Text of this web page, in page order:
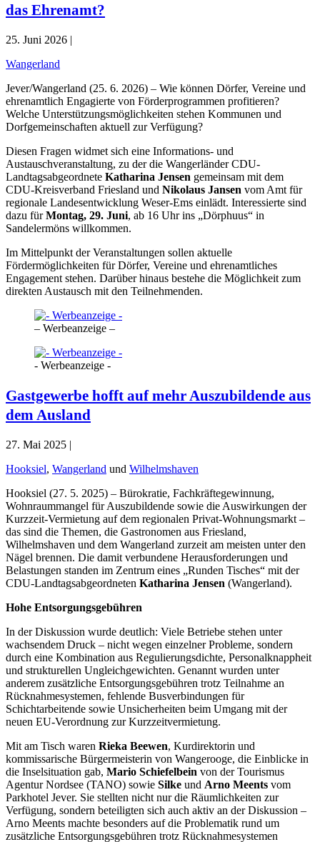
das Ehrenamt?
25. Juni 2026 |
Wangerland
Jever/Wangerland (25. 6. 2026) – Wie können Dörfer, Vereine und
ehrenamtlich Engagierte von Förderprogrammen profitieren?
Welche Unterstützungsmöglichkeiten stehen Kommunen und
Dorfgemeinschaften aktuell zur Verfügung?
Diesen Fragen widmet sich eine Informations- und
Austauschveranstaltung, zu der die Wangerländer CDU-
Landtagsabgeordnete Katharina Jensen gemeinsam mit dem
CDU-Kreisverband Friesland und Nikolaus Jansen vom Amt für
regionale Landesentwicklung Weser-Ems einlädt. Interessierte sind
dazu fürMontag, 29. Juni, ab 16 Uhr ins „Dörphuus“ in
Sandelermöns willkommen.
Im Mittelpunkt der Veranstaltungen sollen aktuelle
Fördermöglichkeiten für Dörfer, Vereine und ehrenamtliches
Engagement stehen. Darüber hinaus bestehe die Möglichkeit zum
direkten Austausch mit den Teilnehmenden.
– Werbeanzeige –
- Werbeanzeige -
Gastgewerbe hofft auf mehr Auszubildende aus
dem Ausland
27. Mai 2025 |
Hooksiel, Wangerland und Wilhelmshaven
Hooksiel (27. 5. 2025) – Bürokratie, Fachkräftegewinnung,
Wohnraummangel für Auszubildende sowie die Auswirkungen der
Kurzzeit-Vermietung auf dem regionalen Privat-Wohnungsmarkt –
das sind die Themen, die Gastronomen aus Friesland,
Wilhelmshaven und dem Wangerland zurzeit am meisten unter den
Nägel brennen. Die damit verbundene Herausforderungen und
Belastungen standen im Zentrum eines „Runden Tisches“ mit der
CDU-Landtagsabgeordneten Katharina Jensen (Wangerland).
Hohe Entsorgungsgebühren
In der Diskussion wurde deutlich: Viele Betriebe stehen unter
wachsendem Druck – nicht wegen einzelner Probleme, sondern
durch eine Kombination aus Regulierungsdichte, Personalknappheit
und strukturellen Ungleichgewichten. Genannt wurden unter
anderem zusätzliche Entsorgungsgebühren trotz Teilnahme an
Rücknahmesystemen, fehlende Busverbindungen für
Schichtarbeitende sowie Unsicherheiten beim Umgang mit der
neuen EU-Verordnung zur Kurzzeitvermietung.
Mit am Tisch waren Rieka Beewen, Kurdirektorin und
kommissarische Bürgermeisterin von Wangerooge, die Einblicke in
die Inselsituation gab, Mario Schiefelbein von der Tourismus
Agentur Nordsee (TANO) sowie Silke und Arno Meents vom
Parkhotel Jever. Sie stellten nicht nur die Räumlichkeiten zur
Verfügung, sondern beteiligten sich auch aktiv an der Diskussion –
Arno Meents machte besonders auf die Problematik rund um
zusätzliche Entsorgungsgebühren trotz Rücknahmesystemen